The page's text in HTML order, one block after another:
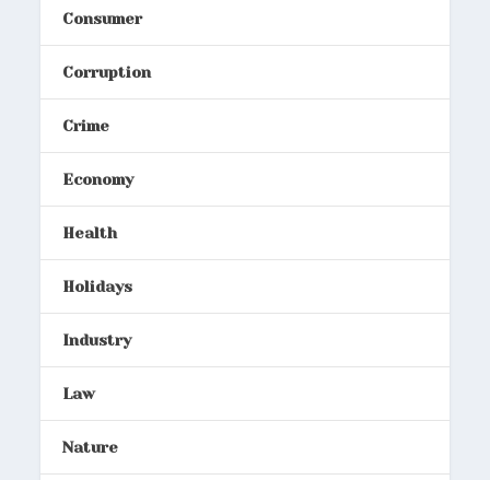
Consumer
Corruption
Crime
Economy
Health
Holidays
Industry
Law
Nature